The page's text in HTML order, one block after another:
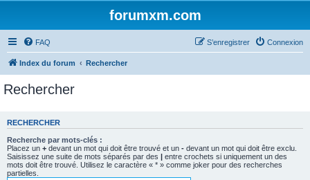
forumxm.com
FAQ Connexion
S’enregistrer
Index du forum Rechercher
Rechercher
RECHERCHER
Recherche par mots-clés :
Placez un + devant un mot qui doit être trouvé et un - devant un mot qui doit être exclu.
Saisissez une suite de mots séparés par des | entre crochets si uniquement un des
mots doit être trouvé. Utilisez le caractère « * » comme joker pour des recherches
partielles.